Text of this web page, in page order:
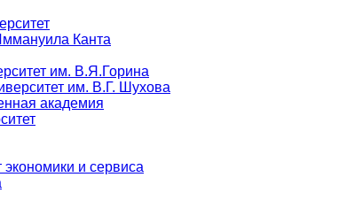
Канта
им. В.Я.Горина
им. В.Г. Шухова
академия
экономики и сервиса